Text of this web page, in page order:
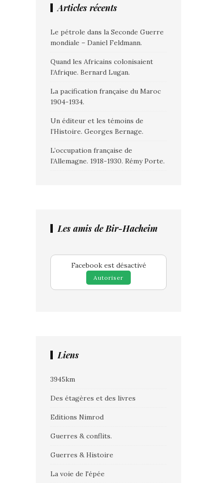
Articles récents
Le pétrole dans la Seconde Guerre
mondiale – Daniel Feldmann.
Quand les Africains colonisaient
l’Afrique. Bernard Lugan.
La pacification française du Maroc
1904-1934.
Un éditeur et les témoins de
l’Histoire. Georges Bernage.
L’occupation française de
l’Allemagne. 1918-1930. Rémy Porte.
Les amis de Bir-Hacheim
Facebook est désactivé
Autoriser
Liens
3945km
Des étagères et des livres
Editions Nimrod
Guerres & conflits.
Guerres & Histoire
La voie de l'épée